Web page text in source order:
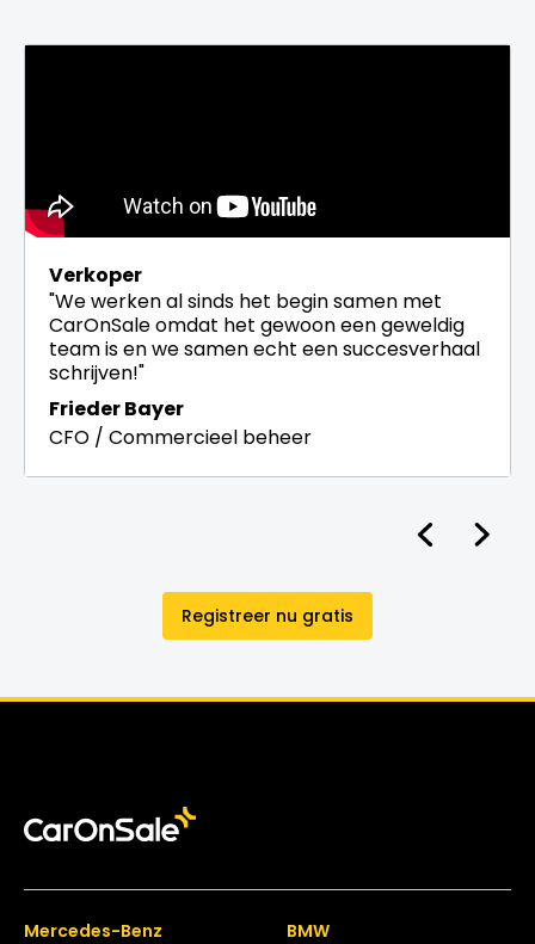
Verkoper
"We werken al sinds het begin samen met
CarOnSale omdat het gewoon een geweldig
team is en we samen echt een succesverhaal
schrijven!"
Frieder Bayer
CFO / Commercieel beheer
Registreer nu gratis
Mercedes-Benz
BMW